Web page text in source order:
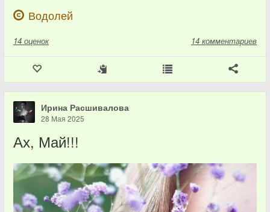
Водолей
14 оценок 14 комментариев
Ирина Расшивалова
28 Мая 2025
Ах, Май!!!